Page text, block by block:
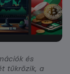
és
tükrözik, a